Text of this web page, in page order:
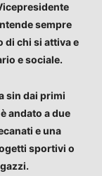
sempre
di chi si attiva e
e sociale.
sin dai primi
andato a due
e una
sportivi o